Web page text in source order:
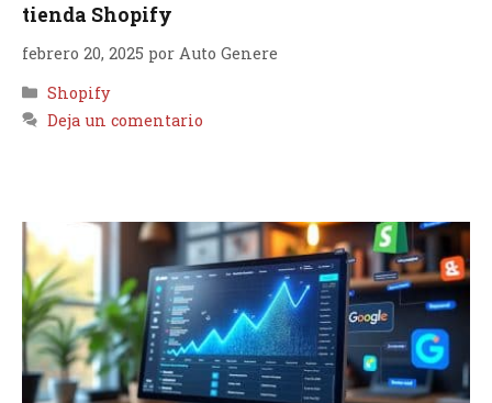
tienda Shopify
febrero 20, 2025 por Auto Genere
Categorías
Shopify
Deja un comentario